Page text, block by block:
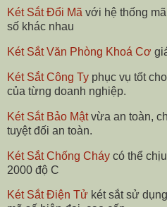
Két Sắt Đổi Mã với hệ thống
số khác nhau
Két Sắt Văn Phòng Khoá Cơ
Két Sắt Công Ty phục vụ tốt
của từng doanh nghiệp.
Két Sắt Bảo Mậtvừa an toàn,
tuyệt đối an toàn.
Két Sắt Chống Cháy có thể
2000 độ C
Két Sắt Điện Tử két sắt sử